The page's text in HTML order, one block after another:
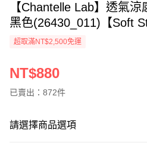
【Chantelle Lab】透氣
黑色(26430_011)【Soft
超取滿NT$2,500免運
NT$880
已賣出：872件
請選擇商品選項